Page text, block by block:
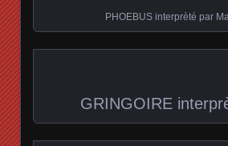
PHOEBUS interprèté par
GRINGOIRE